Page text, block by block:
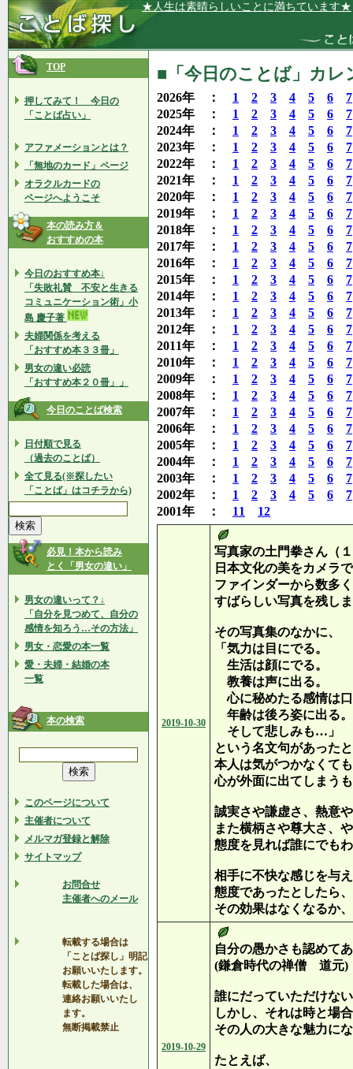
★人生は素晴らしいことに満ちています★
TOP
押してみて！ 今日の
「ことば占い」
アファメーションとは？
「無地のカード」ページ
オラクルカードの
ページへようこそ
本の読み方＆
おすすめの本
今日のおすすめ本↓
「失敗礼賛 不安と生きる
コミュニケーション術」小
島 慶子著
夫婦関係を考える
「おすすめ本３３冊」
男女の違い必読
「おすすめ本２０冊」」
今日のことば検索
日付順で見る
（過去のことば）
全て見る(※探したい
「ことば」はコチラから)
必見！本から読み
とく「男女の違い」
男女の違いって？↓
「自分を見つめて、自分の
感情を知ろう…その方法」
男女・恋愛の本一覧
愛・夫婦・結婚の本
一覧
本の検索
このページについて
主催者について
メルマガ登録と解除
サイトマップ
お問合せ
主催者へのメール
転載する場合は
「ことば探し」明記
お願いいたします。
転載した場合は、
連絡お願いいたし
ます。
無断掲載禁止
■「今日のことば」カ
2026年 ： 1 2 3 4 5 6
7
2025年 ： 1 2 3 4 5 6
7
2024年 ： 1 2 3 4 5 6
7
2023年 ： 1 2 3 4 5 6
7
2022年 ： 1 2 3 4 5 6
7
2021年 ： 1 2 3 4 5 6
7
2020年 ： 1 2 3 4 5 6
7
2019年 ： 1 2 3 4 5 6
7
2018年 ： 1 2 3 4 5 6
7
2017年 ： 1 2 3 4 5 6
7
2016年 ： 1 2 3 4 5 6
7
2015年 ： 1 2 3 4 5 6
7
2014年 ： 1 2 3 4 5 6
7
2013年 ： 1 2 3 4 5 6
7
2012年 ： 1 2 3 4 5 6
7
2011年 ： 1 2 3 4 5 6
7
2010年 ： 1 2 3 4 5 6
7
2009年 ： 1 2 3 4 5 6
7
2008年 ： 1 2 3 4 5 6
7
2007年 ： 1 2 3 4 5 6
7
2006年 ： 1 2 3 4 5 6
7
2005年 ： 1 2 3 4 5 6
7
2004年 ： 1 2 3 4 5 6
7
2003年 ： 1 2 3 4 5 6
7
2002年 ： 1 2 3 4 5 6
7
2001年 ： 11 12
2019-10-30
写真家の土門拳さん（
日本文化の美をカメラ
ファインダーから数多
すばらしい写真を残し
その写真集のなかに、
「気力は目にでる。
生活は顔にでる。
教養は声に出る。
心に秘めたる感情は
年齢は後ろ姿に出る。
そして悲しみも…」
という名文句があった
本人は気がつかなくて
心が外面に出てしまう
誠実さや謙虚さ、熱意
また横柄さや尊大さ、
態度を見れば誰にでも
相手に不快な感じを与
態度であったとしたら
その効果はなくなるか
2019-10-29
自分の愚かさも認めて
(鎌倉時代の禅僧 道元)
誰にだっていただけな
しかし、それは時と場
その人の大きな魅力に
たとえば、